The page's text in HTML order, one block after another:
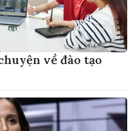
về đào tạo